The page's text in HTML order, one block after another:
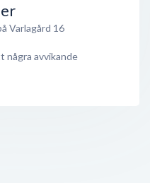
Varlagård 16
avvikande